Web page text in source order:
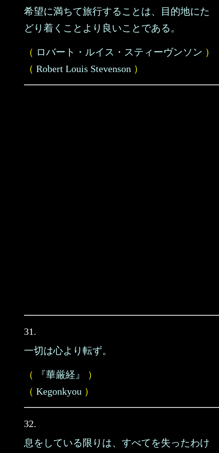
希望に満ちて旅行することは、目的地にた
どり着くことより良いことである。
（ ロバート・ルイス・スティーヴンソン ）
（ Robert Louis Stevenson ）
31.
一切は心より転ず。
（ 『華厳経』
）
（ Kegonkyou ）
32.
息をしている限りは、すべてを失ったわけ